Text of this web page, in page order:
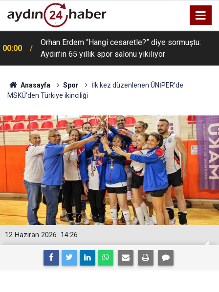
00:00
Orhan Erdem “Hangi cesaretle?” diye sormuştu:
Aydın’ın 65 yıllık spor salonu yıkılıyor
Anasayfa Spor
İlk kez düzenlenen ÜNİPER’de
MSKÜ’den Türkiye ikinciliği
14:26
12 Haziran 2026